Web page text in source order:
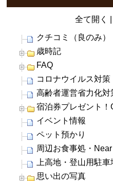
全て開く
クチコミ（良のみ）
歳時記
FAQ
コロナウイルス対策
高齢者運営省力化対
宿泊券プレゼント！
イベント情報
ペット預かり
周辺お食事処・
上高地・登山用駐車
思い出の写真